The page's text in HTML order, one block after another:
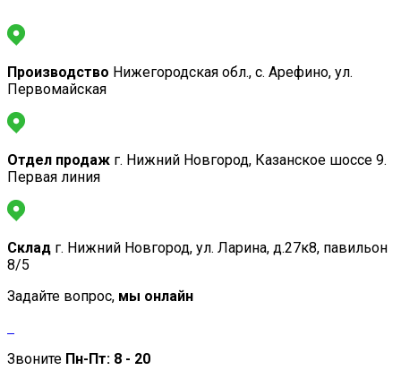
Производство Нижегородская обл., с. Арефино, ул.
Первомайская
Отдел продаж г. Нижний Новгород, Казанское шоссе 9.
Первая линия
Склад г. Нижний Новгород, ул. Ларина, д.27к8, павильон
8/5
Задайте вопрос, мы онлайн
Звоните Пн-Пт: 8 - 20